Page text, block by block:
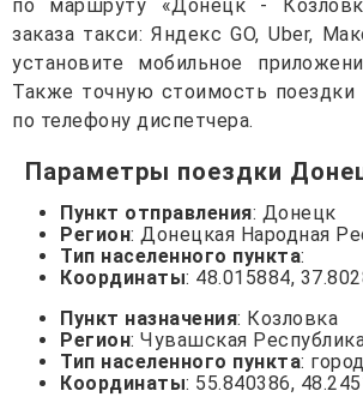
по маршруту «Донецк -
заказа такси: Яндекс GO, Uber,
установите мобильное
Также точную стоимость поездки
по телефону диспетчера.
Параметры поездки
Пункт отправления: Донецк
Регион: Донецкая Народная
Тип населенного пункта:
Координаты: 48.015884,
Пункт назначения: Козловка
Регион: Чувашская
Тип населенного пункта: город
Координаты: 55.840386,